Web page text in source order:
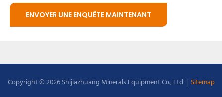
ENVOYER UNE ENQUÊTE MAINTENANT
Copyright © 2026 Shijiazhuang Minerals Equipment Co., Ltd | Sitemap